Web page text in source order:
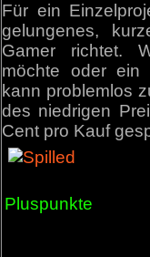
Für ein
gelungenes,
Gamer richtet.
möchte oder ein
kann problemlos
des niedrigen
Cent pro Kauf
Pluspunkte